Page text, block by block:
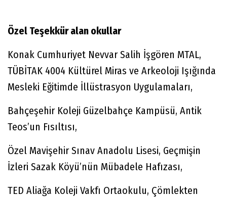
Özel Teşekkür alan okullar
Konak Cumhuriyet Nevvar Salih İşgören MTAL,
TÜBİTAK 4004 Kültürel Miras ve Arkeoloji Işığında
Mesleki Eğitimde İllüstrasyon Uygulamaları,
Bahçeşehir Koleji Güzelbahçe Kampüsü, Antik
Teos’un Fısıltısı,
Özel Mavişehir Sınav Anadolu Lisesi, Geçmişin
İzleri Sazak Köyü’nün Mübadele Hafızası,
TED Aliağa Koleji Vakfı Ortaokulu, Çömlekten